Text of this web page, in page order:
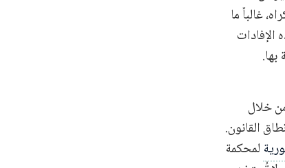
غالباً ما
خلال
القانون.
لمحكمة